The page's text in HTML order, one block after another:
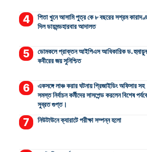
পিতা খুনে আসামি পুত্র কে ৮ বছরের সশ্রম
দিল ডায়মন্ডহারবার আদালত
ডোমকলে প্রাক্তন আইপিএস আধিকারিক ড. হুমায়ুন
কবীরের জয় সুনিশ্চিত
একসঙ্গে লাঞ্চ করার ঘটনায় প্রিজাইডিং অফিসার সহ
সমস্ত নির্বাচন কর্মীদের সাসপেন্ড করলেন বিশেষ
সুব্রত গুপ্ত।
নিউটাউনে ক্যারাটে পরীক্ষা সম্পন্ন হলো